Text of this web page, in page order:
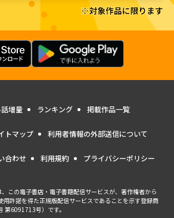
増量 ランキング 掲載作品一覧
トマップ 利用者情報の外部送信について
合わせ 利用規約 プライバシーポリシー
、この電子書店・電子書籍配信サービスが、著作権者から
用許諾を得た正規版配信サービスであることを示す登録商
第6091713号）です。